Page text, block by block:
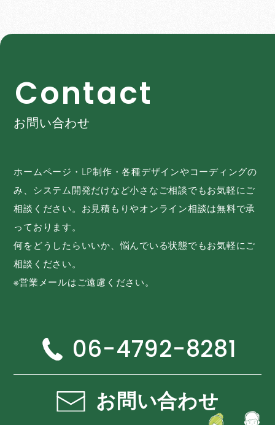
Contact
お問い合わせ
ホームページ・LP制作・各種デザインやコーディングの
み、システム開発だけなど小さなご相談でもお気軽にご
相談ください。お見積もりやオンライン相談は無料で承
っております。
何をどうしたらいいか、悩んでいる状態でもお気軽にご
相談ください。
※営業メールはご遠慮ください。
06-4792-8281
お問い合わせ